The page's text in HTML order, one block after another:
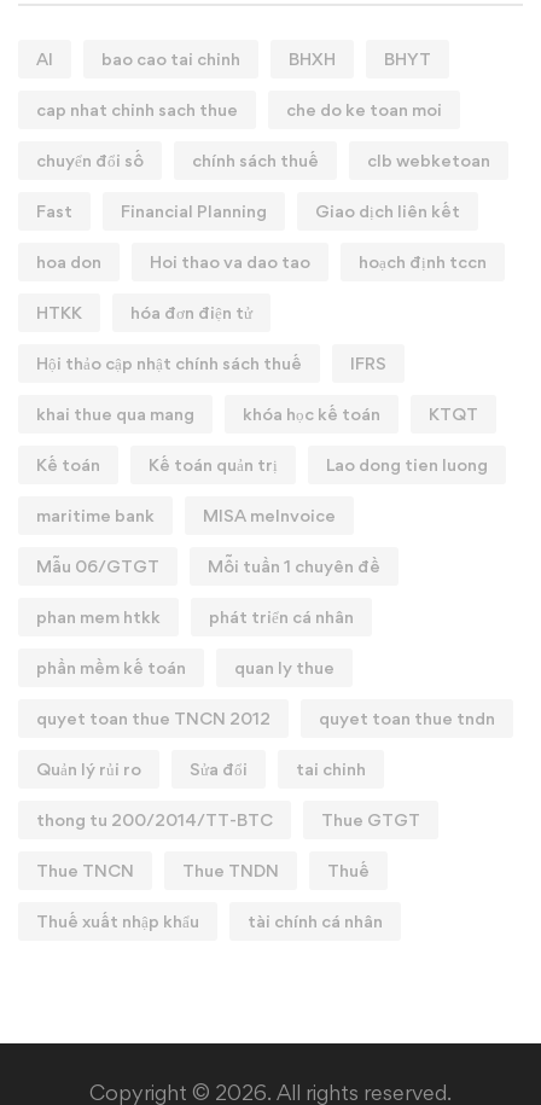
AI bao cao tai chinh BHXH BHYT
cap nhat chinh sach thue che do ke toan moi
chuyển đổi số chính sách thuế clb webketoan
Fast Financial Planning Giao dịch liên kết
hoa don Hoi thao va dao tao hoạch định tccn
HTKK hóa đơn điện tử
Hội thảo cập nhật chính sách thuế IFRS
khai thue qua mang khóa học kế toán KTQT
Kế toán Kế toán quản trị Lao dong tien luong
maritime bank MISA meInvoice
Mẫu 06/GTGT Mỗi tuần 1 chuyên đề
phan mem htkk phát triển cá nhân
phần mềm kế toán quan ly thue
quyet toan thue TNCN 2012 quyet toan thue tndn
Quản lý rủi ro Sửa đổi tai chinh
thong tu 200/2014/TT-BTC Thue GTGT
Thue TNCN Thue TNDN Thuế
Thuế xuất nhập khẩu tài chính cá nhân
Copyright © 2026. All rights reserved.